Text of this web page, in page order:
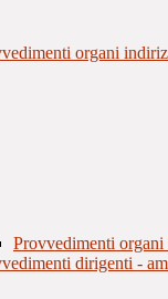
organi
Provvedimenti
dirigenti -